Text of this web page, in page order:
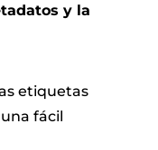
y la
etiquetas
fácil